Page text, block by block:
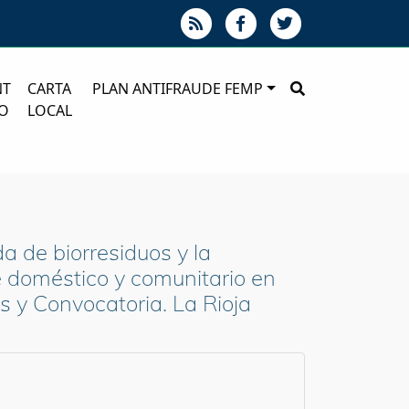
CARTA
LOCAL
PLAN ANTIFRAUDE FEMP
de biorresiduos y la
y comunitario en
y Convocatoria. La Rioja